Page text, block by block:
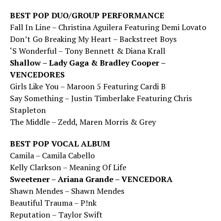
BEST POP DUO/GROUP PERFORMANCE
Fall In Line – Christina Aguilera Featuring Demi Lovato
Don’t Go Breaking My Heart – Backstreet Boys
‘S Wonderful – Tony Bennett & Diana Krall
Shallow – Lady Gaga & Bradley Cooper –
VENCEDORES
Girls Like You – Maroon 5 Featuring Cardi B
Say Something – Justin Timberlake Featuring Chris
Stapleton
The Middle – Zedd, Maren Morris & Grey
BEST POP VOCAL ALBUM
Camila – Camila Cabello
Kelly Clarkson – Meaning Of Life
Sweetener – Ariana Grande – VENCEDORA
Shawn Mendes – Shawn Mendes
Beautiful Trauma – P!nk
Reputation – Taylor Swift